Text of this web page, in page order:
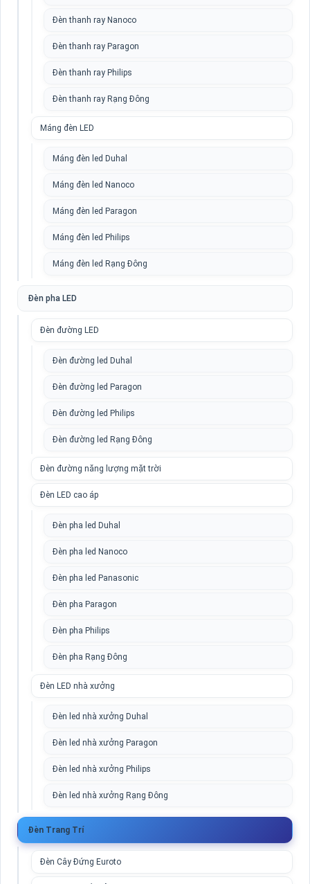
Đèn thanh ray Nanoco
Đèn thanh ray Paragon
Đèn thanh ray Philips
Đèn thanh ray Rạng Đông
Máng đèn LED
Máng đèn led Duhal
Máng đèn led Nanoco
Máng đèn led Paragon
Máng đèn led Philips
Máng đèn led Rạng Đông
Đèn pha LED
Đèn đường LED
Đèn đường led Duhal
Đèn đường led Paragon
Đèn đường led Philips
Đèn đường led Rạng Đông
Đèn đường năng lượng mặt trời
Đèn LED cao áp
Đèn pha led Duhal
Đèn pha led Nanoco
Đèn pha led Panasonic
Đèn pha Paragon
Đèn pha Philips
Đèn pha Rạng Đông
Đèn LED nhà xưởng
Đèn led nhà xưởng Duhal
Đèn led nhà xưởng Paragon
Đèn led nhà xưởng Philips
Đèn led nhà xưởng Rạng Đông
Đèn Trang Trí
Đèn Cây Đứng Euroto